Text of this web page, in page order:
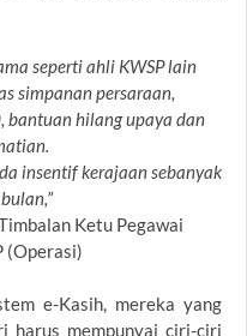
seperti ahli KWSP lain
simpanan persaraan,
bantuan hilang upaya dan
insentif kerajaan sebanyak
Ketu Pegawai
(Operasi)
e-Kasih, mereka yang
harus mempunyai ciri-ciri